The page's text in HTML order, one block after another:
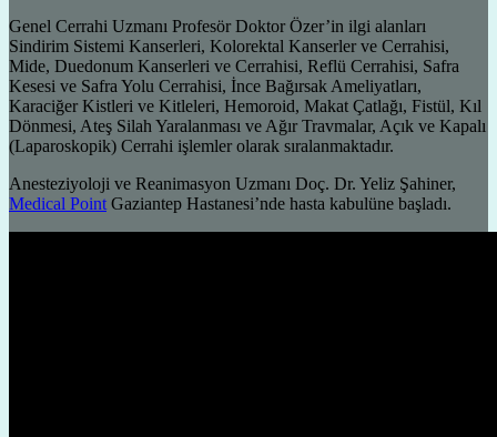
Genel Cerrahi Uzmanı Profesör Doktor Özer’in ilgi alanları
Sindirim Sistemi Kanserleri, Kolorektal Kanserler ve Cerrahisi,
Mide, Duedonum Kanserleri ve Cerrahisi, Reflü Cerrahisi, Safra
Kesesi ve Safra Yolu Cerrahisi, İnce Bağırsak Ameliyatları,
Karaciğer Kistleri ve Kitleleri, Hemoroid, Makat Çatlağı, Fistül, Kıl
Dönmesi, Ateş Silah Yaralanması ve Ağır Travmalar, Açık ve Kapalı
(Laparoskopik) Cerrahi işlemler olarak sıralanmaktadır.
Anesteziyoloji ve Reanimasyon Uzmanı Doç. Dr. Yeliz Şahiner,
Medical Point Gaziantep Hastanesi’nde hasta kabulüne başladı.